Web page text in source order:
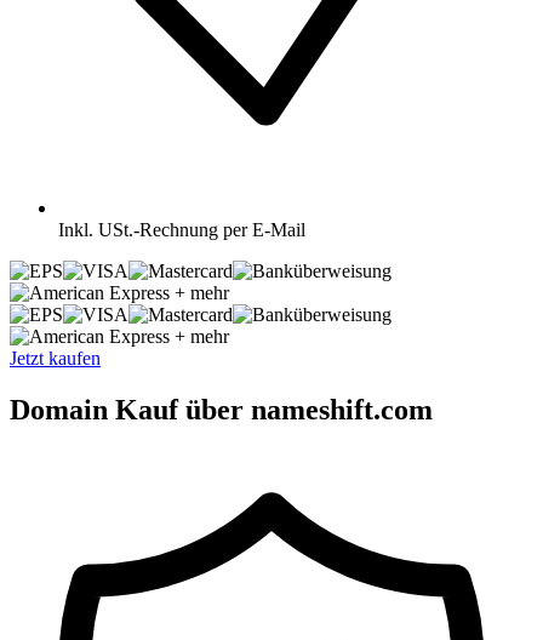
Inkl. USt.-Rechnung per E-Mail
+ mehr
+ mehr
Jetzt kaufen
Domain Kauf über nameshift.com